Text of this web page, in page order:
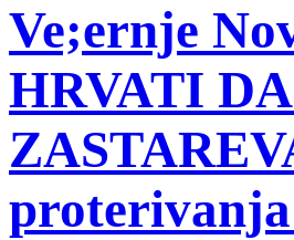
Ve;ernje
HRVATI
proterivanja